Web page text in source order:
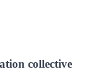
collective